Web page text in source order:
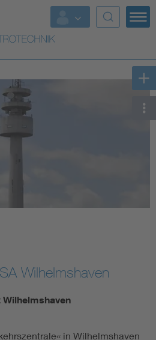
Wilhelmshaven
in Wilhelmshaven